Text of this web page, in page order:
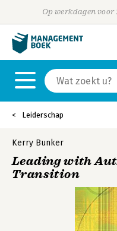
Op werkdagen
Leiderschap
Kerry Bunker
Leading with
Transition